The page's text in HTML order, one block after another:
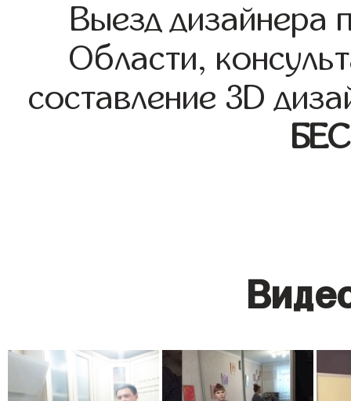
Выезд дизайнера
Области,
составление 3D